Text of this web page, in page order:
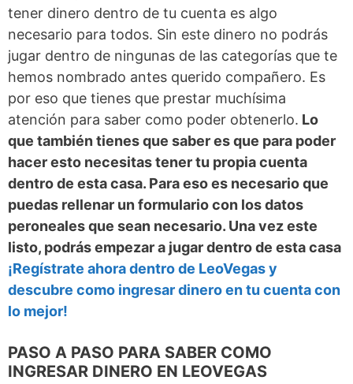
tener dinero dentro de tu cuenta es algo
necesario para todos. Sin este dinero no podrás
jugar dentro de ningunas de las categorías que te
hemos nombrado antes querido compañero. Es
por eso que tienes que prestar muchísima
atención para saber como poder obtenerlo. Lo
que también tienes que saber es que para poder
hacer esto necesitas tener tu propia cuenta
dentro de esta casa. Para eso es necesario que
puedas rellenar un formulario con los datos
peroneales que sean necesario. Una vez este
listo, podrás empezar a jugar dentro de esta casa
¡Regístrate ahora dentro de LeoVegas y
descubre como ingresar dinero en tu cuenta con
lo mejor!
PASO A PASO PARA SABER COMO
INGRESAR DINERO EN LEOVEGAS